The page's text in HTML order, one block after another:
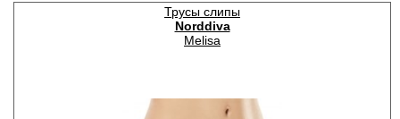
Трусы слипы
Norddiva
Melisa